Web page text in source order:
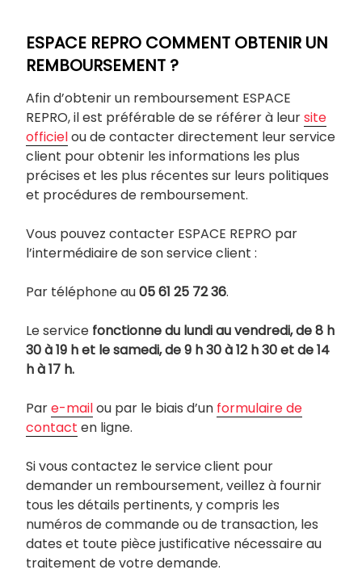
ESPACE REPRO COMMENT OBTENIR UN
REMBOURSEMENT ?
Afin d’obtenir un remboursement ESPACE
REPRO, il est préférable de se référer à leursite
officielou de contacter directement leur service
client pour obtenir les informations les plus
précises et les plus récentes sur leurs politiques
et procédures de remboursement.
Vous pouvez contacter ESPACE REPRO par
l’intermédiaire de son service client :
Par téléphone au05 61 25 72 36.
Le service fonctionne du lundi au vendredi, de 8 h
30 à 19 h et le samedi, de 9 h 30 à 12 h 30 et de 14
h à 17 h.
Pare-mailou par le biais d’un formulaire de
contact en ligne.
Si vous contactez le service client pour
demander un remboursement, veillez à fournir
tous les détails pertinents, y compris les
numéros de commande ou de transaction, les
dates et toute pièce justificative nécessaire au
traitement de votre demande.